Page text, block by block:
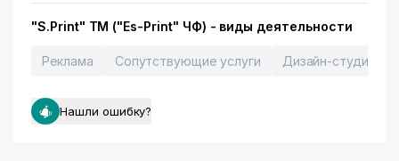
"S.Print" ТМ ("Es-Print" ЧФ) - виды деятельности
Реклама Сопутствующие услуги Дизайн-студии
Нашли ошибку?